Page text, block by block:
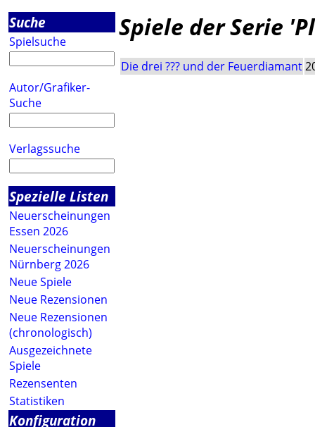
Suche
Spielsuche
Autor/Grafiker-
Suche
Verlagssuche
Spezielle Listen
Neuerscheinungen
Essen 2026
Neuerscheinungen
Nürnberg 2026
Neue Spiele
Neue Rezensionen
Neue Rezensionen
(chronologisch)
Ausgezeichnete
Spiele
Rezensenten
Statistiken
Konfiguration
Spiele der Serie
Die drei ??? und der Feuerdiamant